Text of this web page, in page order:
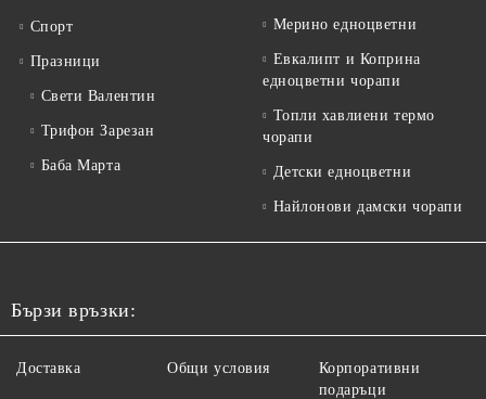
Спорт
Празници
Свети Валентин
Трифон Зарезан
Баба Марта
Мерино едноцветни
Евкалипт и Коприна
едноцветни чорапи
Топли хавлиени термо
чорапи
Детски едноцветни
Найлонови дамски чорапи
Бързи връзки:
Доставка Общи условия
Корпоративни
подаръци